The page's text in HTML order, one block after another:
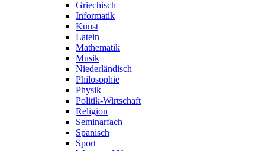
Griechisch
Informatik
Kunst
Latein
Mathematik
Musik
Niederländisch
Philosophie
Physik
Politik-Wirtschaft
Religion
Seminarfach
Spanisch
Sport